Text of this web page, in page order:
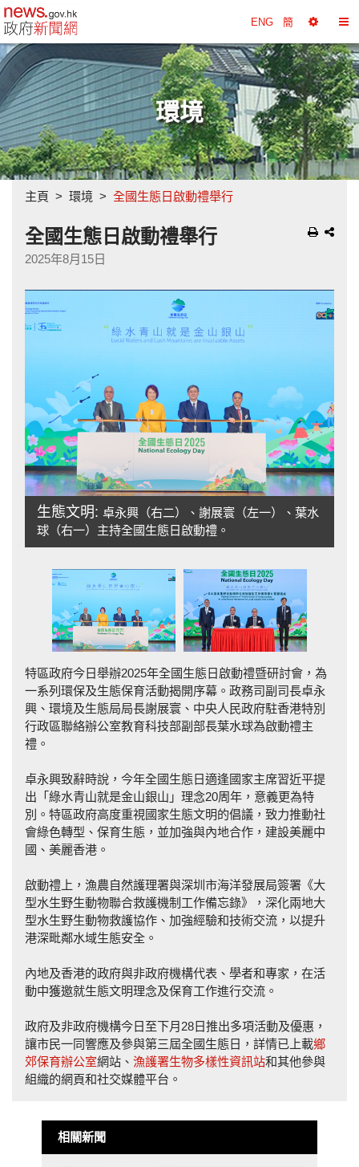
政府新聞網主頁 ENG 簡
擇
工
具
換
目
錄
環境
主頁 環境 全國生態日啟動禮舉行
全國生態日啟動禮舉行
2025年8月15日
生態文明: 卓永興（右二）、謝展寰（左一）、葉水
球（右一）主持全國生態日啟動禮。
特區政府今日舉辦2025年全國生態日啟動禮暨研討會，為
一系列環保及生態保育活動揭開序幕。政務司副司長卓永
興、環境及生態局局長謝展寰、中央人民政府駐香港特別
行政區聯絡辦公室教育科技部副部長葉水球為啟動禮主
禮。
卓永興致辭時說，今年全國生態日適逢國家主席習近平提
出「綠水青山就是金山銀山」理念20周年，意義更為特
別。特區政府高度重視國家生態文明的倡議，致力推動社
會綠色轉型、保育生態，並加強與內地合作，建設美麗中
國、美麗香港。
啟動禮上，漁農自然護理署與深圳市海洋發展局簽署《大
型水生野生動物聯合救護機制工作備忘錄》，深化兩地大
型水生野生動物救護協作、加強經驗和技術交流，以提升
港深毗鄰水域生態安全。
內地及香港的政府與非政府機構代表、學者和專家，在活
動中獲邀就生態文明理念及保育工作進行交流。
政府及非政府機構今日至下月28日推出多項活動及優惠，
讓市民一同響應及參與第三屆全國生態日，詳情已上載鄉
郊保育辦公室網站、 漁護署生物多樣性資訊站和其他參與
組織的網頁和社交媒體平台。
相關新聞